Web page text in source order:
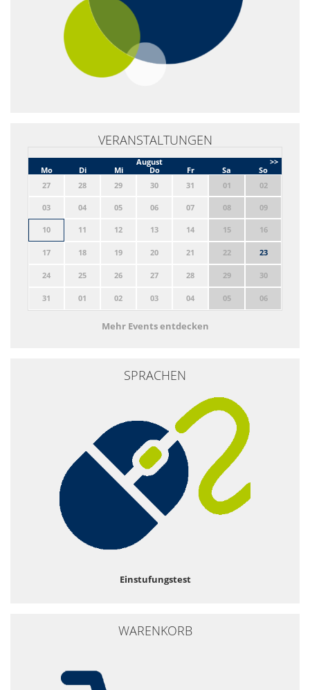
VERANSTALTUNGEN
>>
August
Mo
Di Mi Do Fr Sa
So
27
28 29 30 31 01 02
03 04 05 06 07 08 09
10 11 12 13 14 15 16
17 18 19 20 21 22 23
24 25 26 27 28 29 30
31 01 02 03 04 05 06
Mehr Events entdecken
SPRACHEN
Einstufungstest
WARENKORB